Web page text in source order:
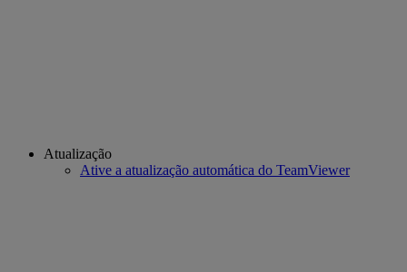
Atualização
Ative a atualização automática do TeamViewer